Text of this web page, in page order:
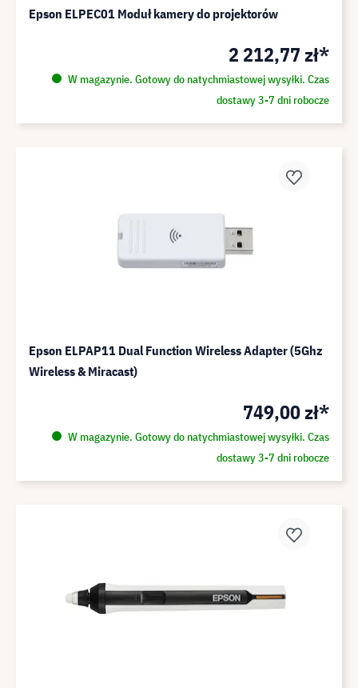
Epson ELPEC01 Moduł kamery do projektorów
2 212,77 zł*
W magazynie. Gotowy do natychmiastowej wysyłki. Czas
dostawy 3-7 dni robocze
Epson ELPAP11 Dual Function Wireless Adapter (5Ghz
Wireless & Miracast)
749,00 zł*
W magazynie. Gotowy do natychmiastowej wysyłki. Czas
dostawy 3-7 dni robocze